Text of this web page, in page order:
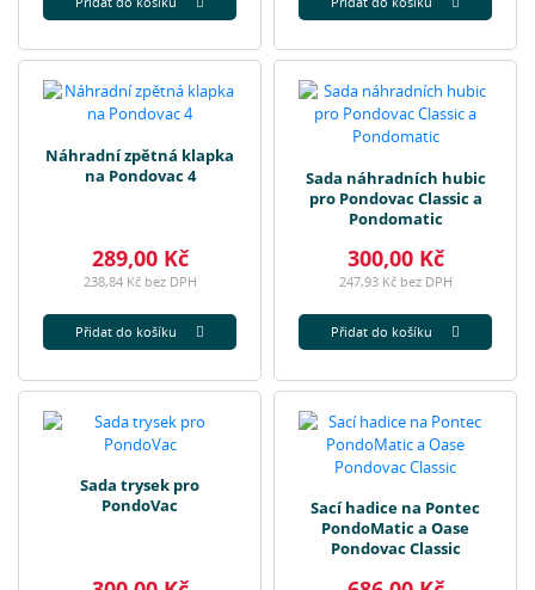
Náhradní zpětná klapka
na Pondovac 4
289,00 Kč
238,84 Kč bez DPH
Přidat do košíku
Sada náhradních hubic
pro Pondovac Classic a
Pondomatic
300,00 Kč
247,93 Kč bez DPH
Přidat do košíku
Sada trysek pro
PondoVac
Sací hadice na Pontec
PondoMatic a Oase
Pondovac Classic